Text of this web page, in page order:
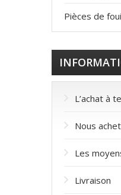
Pièces de
L’achat à
Nous
Les
Livraison